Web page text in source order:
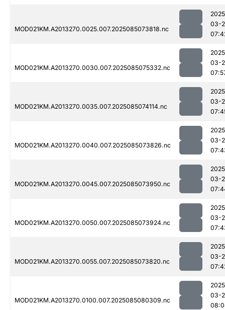
MOD021KM.A2013270.0025.007.2025085073818.nc
03-
MOD021KM.A2013270.0030.007.2025085075332.nc
03-
MOD021KM.A2013270.0035.007.2025085074114.nc
03-
MOD021KM.A2013270.0040.007.2025085073826.nc
03-
MOD021KM.A2013270.0045.007.2025085073950.nc
03-
MOD021KM.A2013270.0050.007.2025085073924.nc
03-
MOD021KM.A2013270.0055.007.2025085073820.nc
03-
MOD021KM.A2013270.0100.007.2025085080309.nc
03-